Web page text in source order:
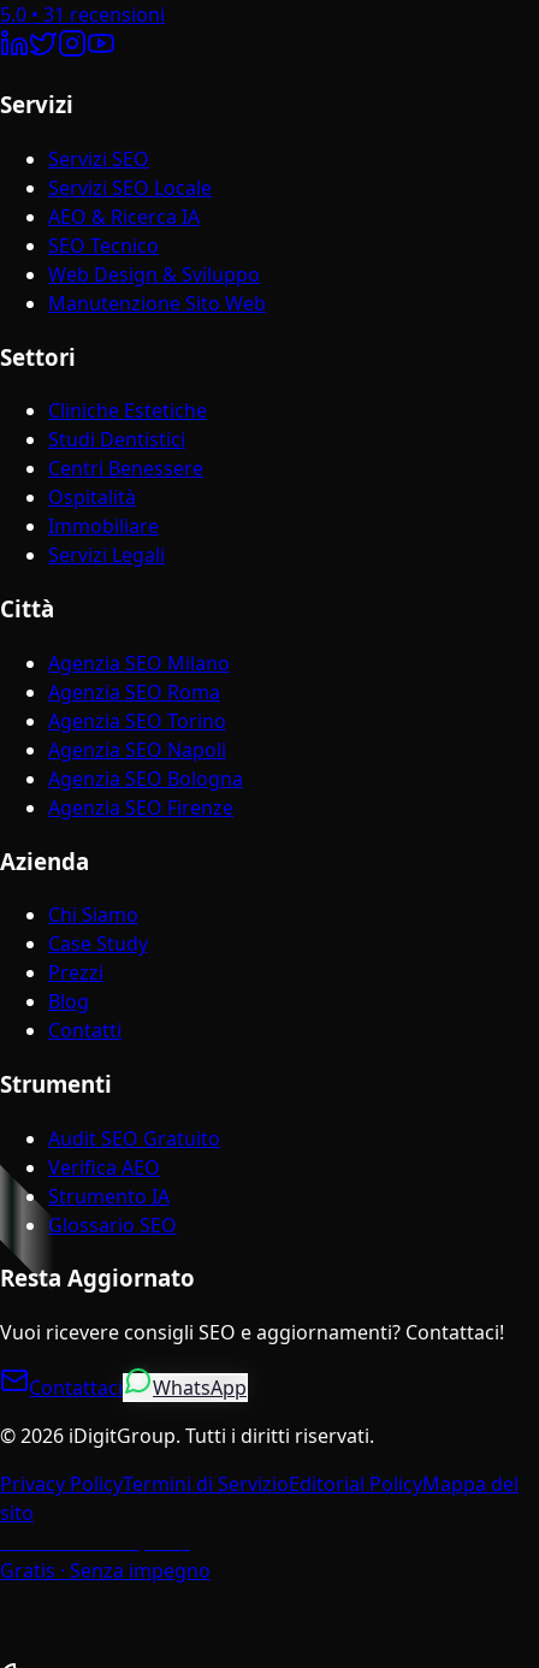
5.0 • 31 recensioni
Servizi
Servizi SEO
Servizi SEO Locale
AEO & Ricerca IA
SEO Tecnico
Web Design & Sviluppo
Manutenzione Sito Web
Settori
Cliniche Estetiche
Studi Dentistici
Centri Benessere
Ospitalità
Immobiliare
Servizi Legali
Città
Agenzia SEO Milano
Agenzia SEO Roma
Agenzia SEO Torino
Agenzia SEO Napoli
Agenzia SEO Bologna
Agenzia SEO Firenze
Azienda
Chi Siamo
Case Study
Prezzi
Blog
Contatti
Strumenti
Audit SEO Gratuito
Verifica AEO
Strumento IA
Glossario SEO
Resta Aggiornato
Vuoi ricevere consigli SEO e aggiornamenti? Contattaci!
Contattaci
WhatsApp
©2026 iDigitGroup. Tutti i diritti riservati.
Privacy PolicyTermini di ServizioEditorial PolicyMappa del
sito
Gratis · Senza impegno